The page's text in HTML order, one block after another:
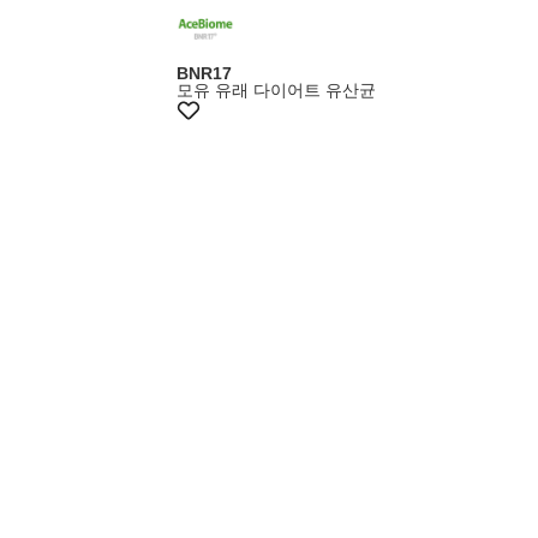
BNR17
모유 유래 다이어트 유산균